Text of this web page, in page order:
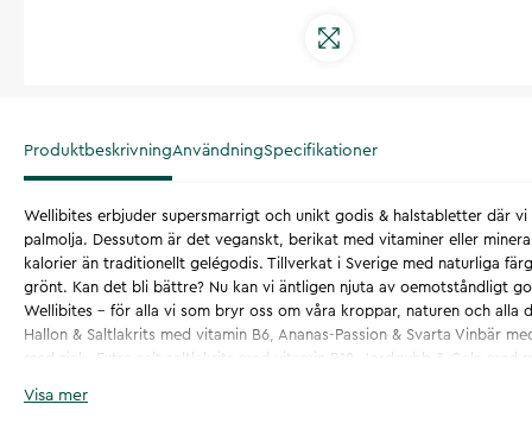
ProduktbeskrivningAnvändningSpecifikationer
Wellibites erbjuder supersmarrigt och unikt godis & halstabletter där
palmolja. Dessutom är det veganskt, berikat med vitaminer eller
kalorier än traditionellt gelégodis. Tillverkat i Sverige med naturliga
grönt. Kan det bli bättre? Nu kan vi äntligen njuta av oemotståndligt
Wellibites - för alla vi som bryr oss om våra kroppar, naturen och alla
Hallon & Saltlakrits med vitamin B6, Ananas-Passion & Svarta Vinbär
med zink, Extra salt saltlakrits med vitamin B12, Jordgubb & Cola med
Eucalyptus vitamin C, Drops Cherry & Lemon vitamin C.
Visa mer